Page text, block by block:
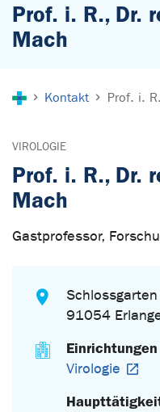
Prof. i. R., Dr.
Mach
Kontakt Prof. i.
VIROLOGIE
Prof. i. R., Dr.
Mach
Gastprofessor,
91054
Einrichtungen
Virologie